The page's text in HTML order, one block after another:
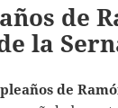
de
la
de